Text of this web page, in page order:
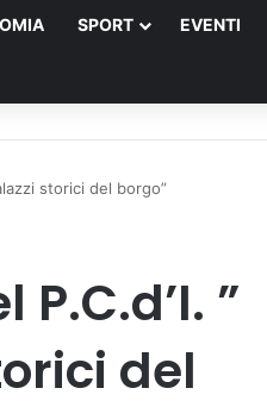
SPORT EVENTI
storici del borgo”
”
del